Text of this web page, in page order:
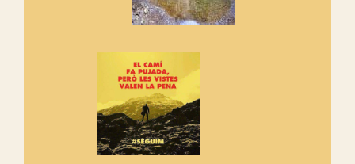
Manifest a favor dels Camins
adhereix-te al manifest!
Rebem un diploma dels
Amics de Sant Aniol d'Aguja
Els Centpeus estem implicats